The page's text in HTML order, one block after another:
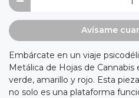
Avísame
Embárcate en un viaje
Metálica de Hojas de Cannabis
verde, amarillo y rojo. Esta
no solo es una plataforma